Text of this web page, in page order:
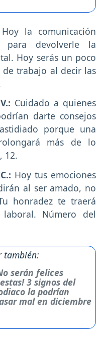
Hoy la comunicación
para devolverle la
Hoy serás un poco
de trabajo al decir las
Cuidado a quienes
darte consejos
porque una
más de lo
12.
Hoy tus emociones
al ser amado, no
honradez te traerá
Número del
también:
serán felices
3 signos del
la podrían
mal en diciembre